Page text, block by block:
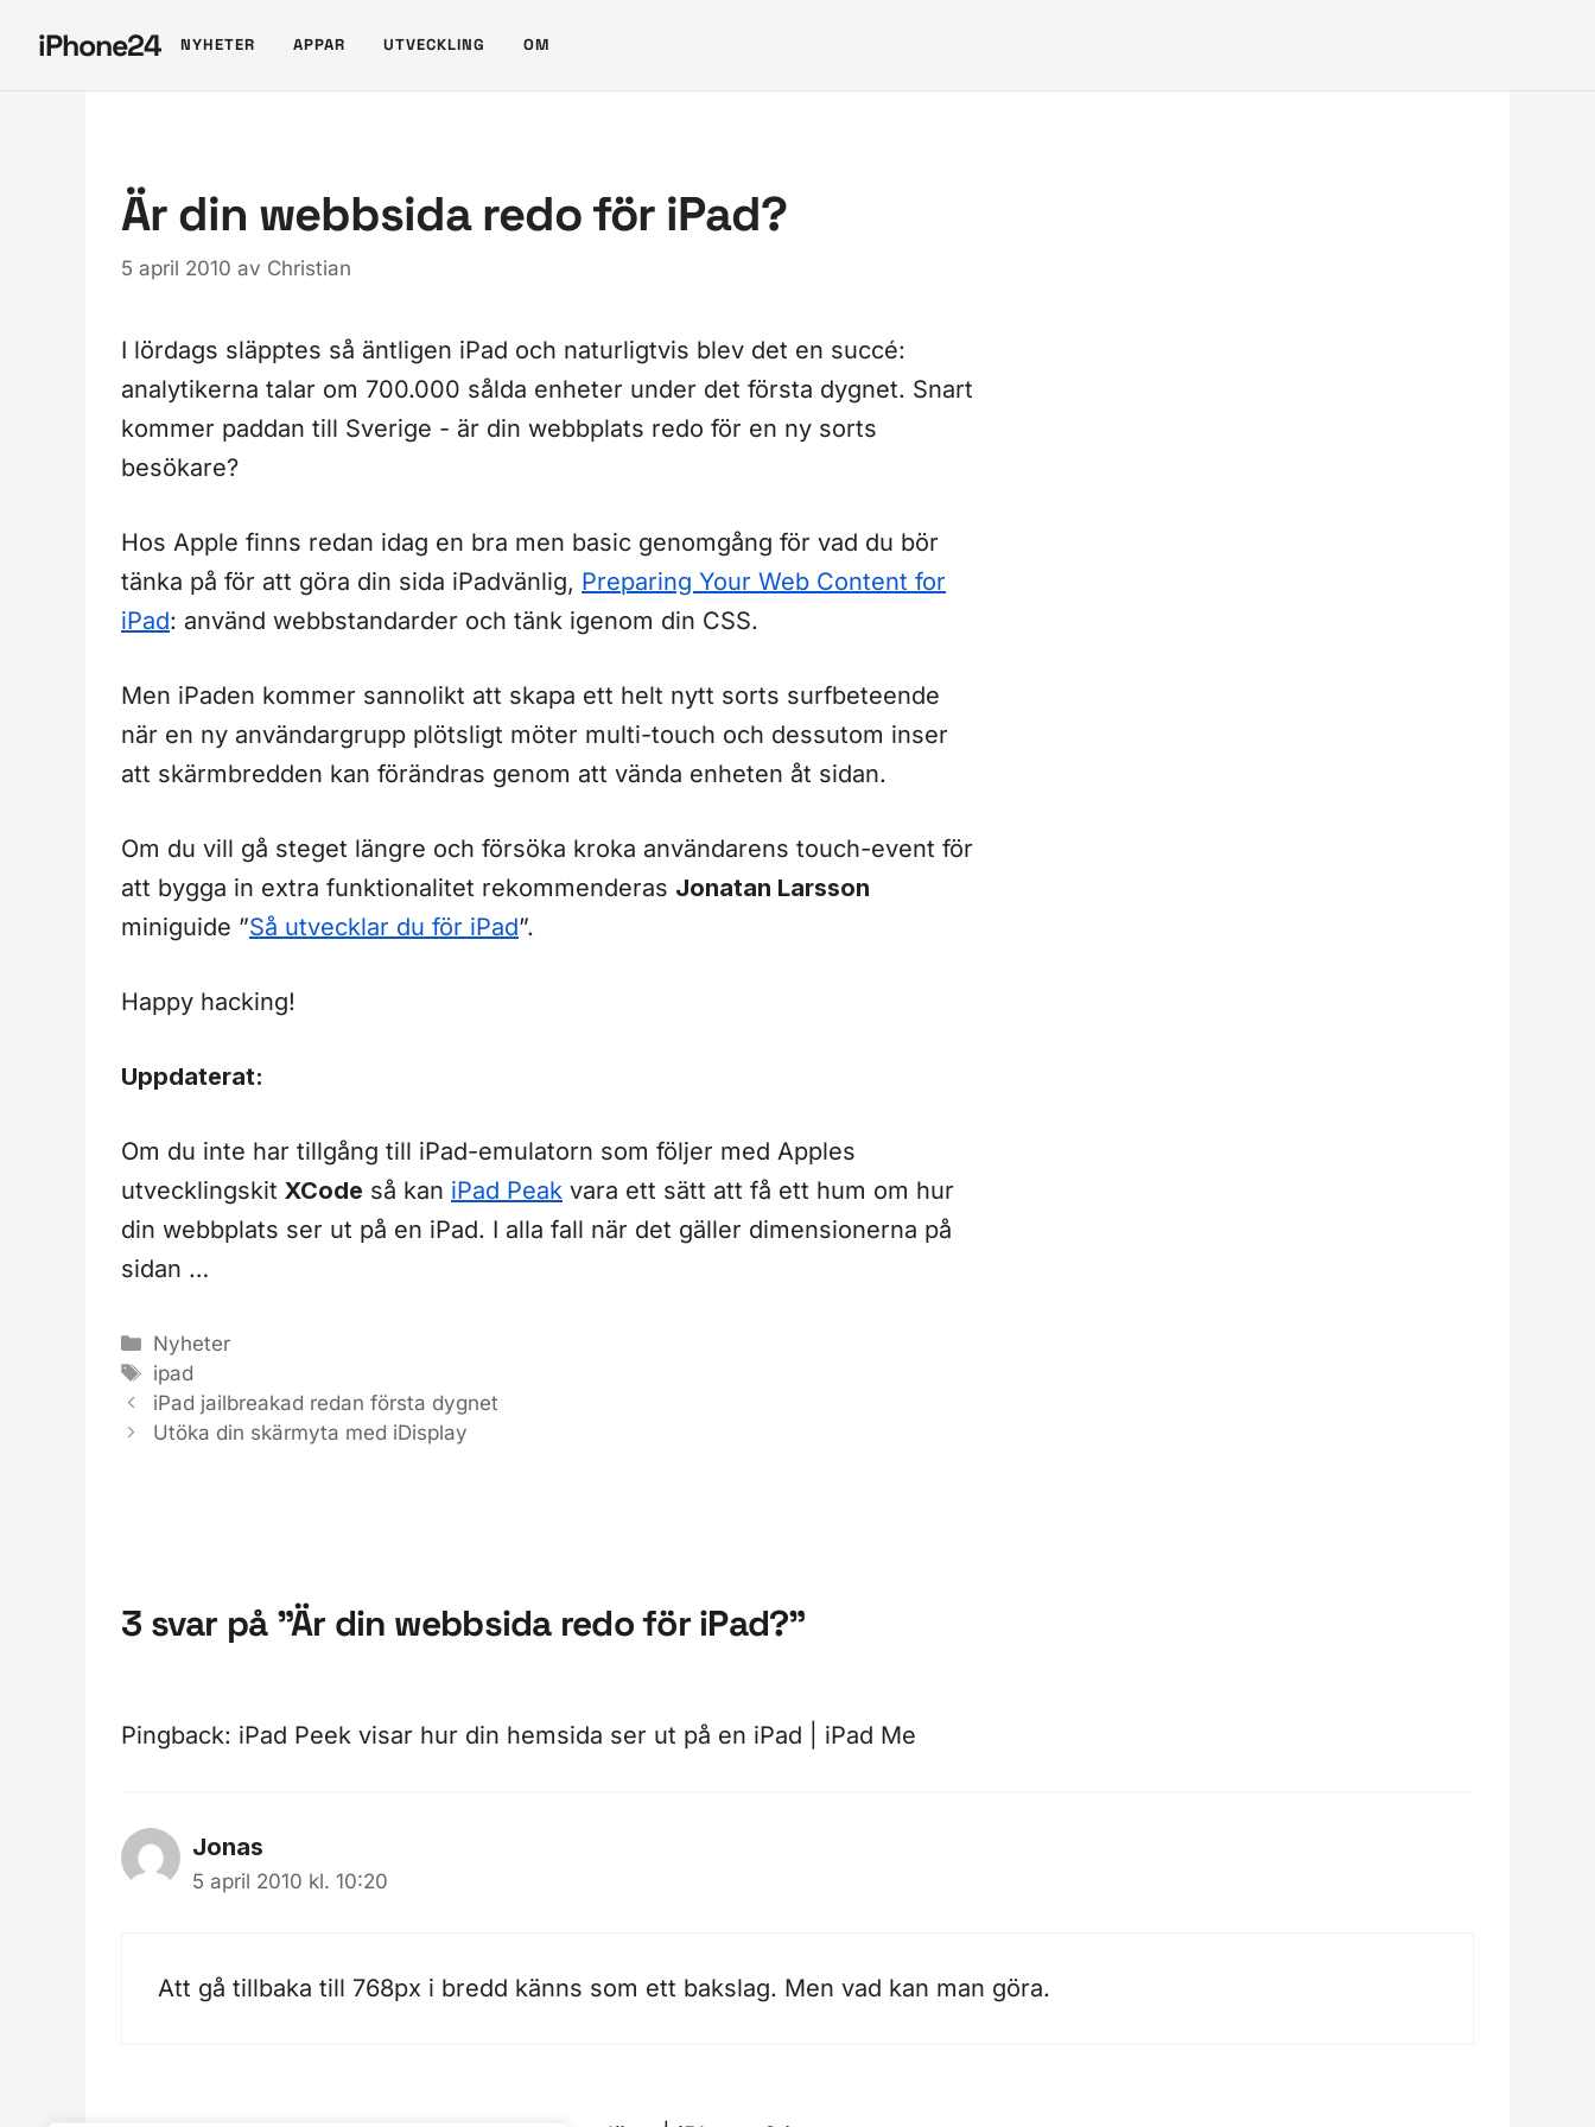
innehåll
iPhone24 NYHETER APPAR UTVECKLING OM
Är din webbsida redo för iPad?
5 april 2010 av Christian
I lördags släpptes så äntligen iPad och naturligtvis blev det en succé:
analytikerna talar om 700.000 sålda enheter under det första dygnet. Snart
kommer paddan till Sverige - är din webbplats redo för en ny sorts
besökare?
Hos Apple finns redan idag en bra men basic genomgång för vad du bör
tänka på för att göra din sida iPadvänlig, Preparing Your Web Content for
iPad: använd webbstandarder och tänk igenom din CSS.
Men iPaden kommer sannolikt att skapa ett helt nytt sorts surfbeteende
när en ny användargrupp plötsligt möter multi-touch och dessutom inser
att skärmbredden kan förändras genom att vända enheten åt sidan.
Om du vill gå steget längre och försöka kroka användarens touch-event för
att bygga in extra funktionalitet rekommenderas Jonatan Larsson
miniguide ”Så utvecklar du för iPad”.
Happy hacking!
Uppdaterat:
Om du inte har tillgång till iPad-emulatorn som följer med Apples
utvecklingskit XCode så kan iPad Peak vara ett sätt att få ett hum om hur
din webbplats ser ut på en iPad. I alla fall när det gäller dimensionerna på
sidan …
Kategorier
Nyheter
Etiketter
ipad
iPad jailbreakad redan första dygnet
Utöka din skärmyta med iDisplay
3 svar på ”Är din webbsida redo för iPad?”
Pingback: iPad Peek visar hur din hemsida ser ut på en iPad | iPad Me
Jonas
5 april 2010 kl. 10:20
Att gå tillbaka till 768px i bredd känns som ett bakslag. Men vad kan man göra.